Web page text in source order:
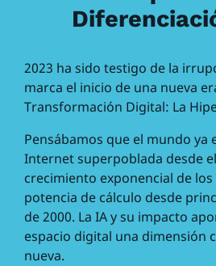
2023 ha sido testigo de la
marca el inicio de una nueva
Transformación Digital: La
Pensábamos que el mundo ya
Internet superpoblada desde
crecimiento exponencial de
potencia de cálculo desde
de 2000. La IA y su impacto
espacio digital una dimensión
nueva.